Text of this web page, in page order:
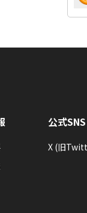
公式SNS
X (旧